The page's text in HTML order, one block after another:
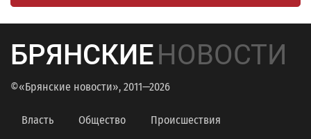
БРЯНСКИЕНОВОСТИ
©«Брянские новости», 2011—2026
Власть Общество Происшествия